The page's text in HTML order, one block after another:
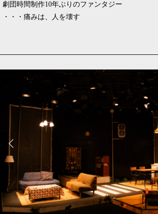
劇団時間制作10年ぶりのファンタジー
・・・痛みは、人を壊す